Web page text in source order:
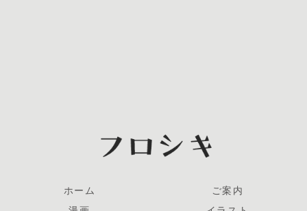
ホーム
ご案内